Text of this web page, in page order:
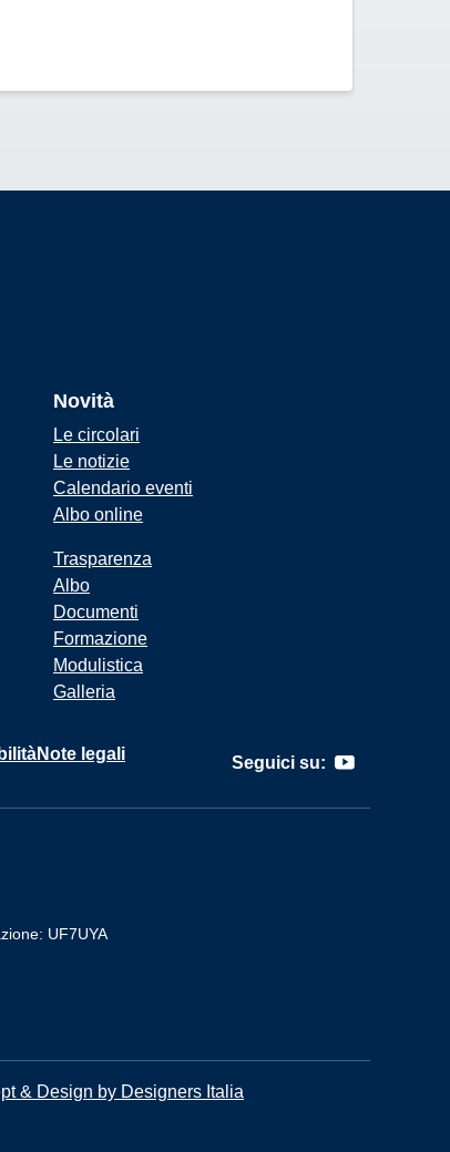
Novità
Le circolari
Le notizie
Calendario eventi
Albo online
Trasparenza
Albo
Documenti
Formazione
Modulistica
Galleria
Note legali Seguici su:
UF7UYA
& Design by Designers Italia